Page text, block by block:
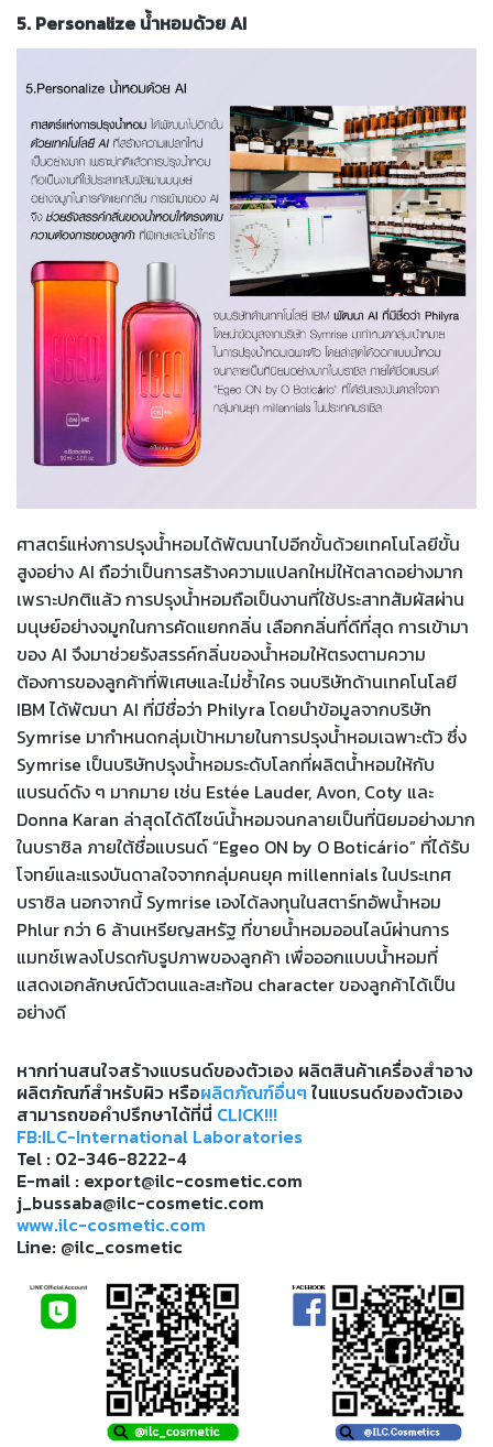
5. Personalize น้ำหอมด้วย AI
ศาสตร์แห่งการปรุงน้ำหอมได้พัฒนาไปอีกขั้นด้วยเทคโนโลยีขั้น
สูงอย่าง AI ถือว่าเป็นการสร้างความแปลกใหม่ให้ตลาดอย่างมาก
เพราะปกติแล้ว การปรุงน้ำหอมถือเป็นงานที่ใช้ประสาทสัมผัสผ่าน
มนุษย์อย่างจมูกในการคัดแยกกลิ่น เลือกกลิ่นที่ดีที่สุด การเข้ามา
ของ AI จึงมาช่วยรังสรรค์กลิ่นของน้ำหอมให้ตรงตามความ
ต้องการของลูกค้าที่พิเศษและไม่ซ้ำใคร จนบริษัทด้านเทคโนโลยี
IBM ได้พัฒนา AI ที่มีชื่อว่า Philyra โดยนำข้อมูลจากบริษัท
Symrise มากำหนดกลุ่มเป้าหมายในการปรุงน้ำหอมเฉพาะตัว ซึ่ง
Symrise เป็นบริษัทปรุงน้ำหอมระดับโลกที่ผลิตน้ำหอมให้กับ
แบรนด์ดัง ๆ มากมาย เช่น Estée Lauder, Avon, Coty และ
Donna Karan ล่าสุดได้ดีไซน์น้ำหอมจนกลายเป็นที่นิยมอย่างมาก
ในบราซิล ภายใต้ชื่อแบรนด์ “Egeo ON by O Boticário” ที่ได้รับ
โจทย์และแรงบันดาลใจจากกลุ่มคนยุค millennials ในประเทศ
บราซิล นอกจากนี้ Symrise เองได้ลงทุนในสตาร์ทอัพน้ำหอม
Phlur กว่า 6 ล้านเหรียญสหรัฐ ที่ขายน้ำหอมออนไลน์ผ่านการ
แมทช์เพลงโปรดกับรูปภาพของลูกค้า เพื่อออกแบบน้ำหอมที่
แสดงเอกลักษณ์ตัวตนและสะท้อน character ของลูกค้าได้เป็น
อย่างดี
หากท่านสนใจสร้างแบรนด์ของตัวเอง ผลิตสินค้าเครื่องสำอาง
ผลิตภัณฑ์สำหรับผิว หรือผลิตภัณฑ์อื่นๆในแบรนด์ของตัวเอง
สามารถขอคำปรึกษาได้ที่นี่ CLICK!!!
FB:ILC-International Laboratories
Tel : 02-346-8222-4
E-mail : export@ilc-cosmetic.com
j_bussaba@ilc-cosmetic.com
www.ilc-cosmetic.com
Line: @ilc_cosmetic